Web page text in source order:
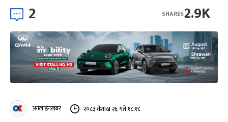
2 2.9K
SHARES
अनलाइनखबर २०८३ वैशाख २६ गते १८:१८